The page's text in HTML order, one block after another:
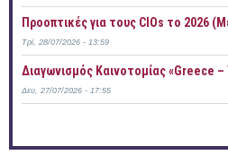
Προοπτικές για τους CIOs το 2026
Τρί, 28/07/2026 - 13:59
Διαγωνισμός Καινοτομίας «Greece
Δευ, 27/07/2026 - 17:55